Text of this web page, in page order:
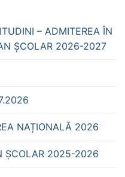
– ADMITEREA ÎN
ȘCOLAR 2026-2027
NAȚIONALĂ 2026
ȘCOLAR 2025-2026